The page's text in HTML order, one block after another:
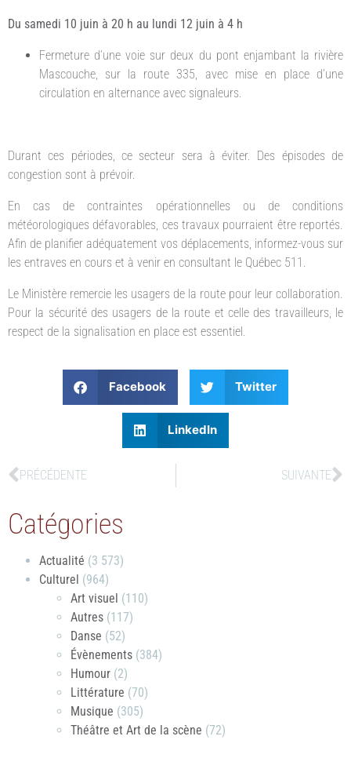
Du samedi 10 juin à 20 h au lundi 12 juin à 4 h
Fermeture d’une voie sur deux du pont enjambant la rivière
Mascouche, sur la route 335, avec mise en place d’une
circulation en alternance avec signaleurs.
Durant ces périodes, ce secteur sera à éviter. Des épisodes de
congestion sont à prévoir.
En cas de contraintes opérationnelles ou de conditions
météorologiques défavorables, ces travaux pourraient être reportés.
Afin de planifier adéquatement vos déplacements, informez-vous sur
les entraves en cours et à venir en consultant le Québec 511.
Le Ministère remercie les usagers de la route pour leur collaboration.
Pour la sécurité des usagers de la route et celle des travailleurs, le
respect de la signalisation en place est essentiel.
Facebook Twitter
LinkedIn
PRÉCÉDENTE SUIVANTE
Catégories
Actualité (3 573)
Culturel (964)
Art visuel (110)
Autres (117)
Danse (52)
Évènements (384)
Humour (2)
Littérature (70)
Musique (305)
Théâtre et Art de la scène (72)